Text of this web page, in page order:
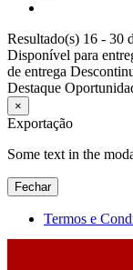
Resultado(s) 16 - 30
Disponível para
de entrega
Destaque
×
Exportação
Some text in the
Fechar
Termos e